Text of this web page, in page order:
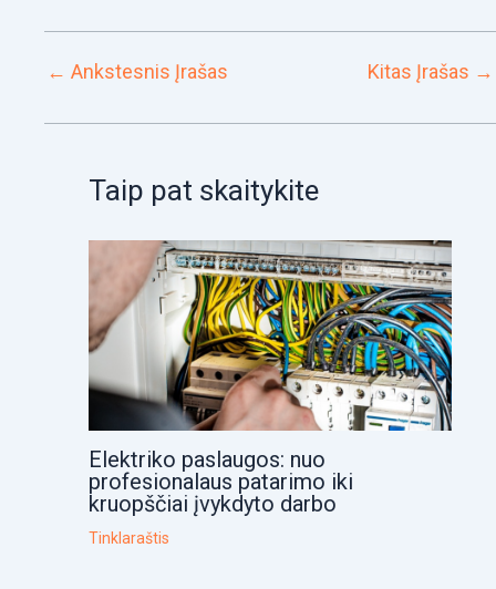
← Ankstesnis Įrašas Kitas Įrašas →
Taip pat skaitykite
Elektriko paslaugos: nuo
profesionalaus patarimo iki
kruopščiai įvykdyto darbo
Tinklaraštis